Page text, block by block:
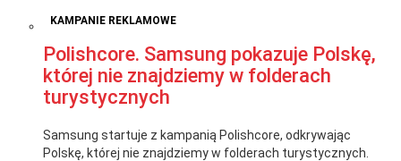
KAMPANIE REKLAMOWE
Polishcore. Samsung pokazuje Polskę,
której nie znajdziemy w folderach
turystycznych
Samsung startuje z kampanią Polishcore, odkrywając
Polskę, której nie znajdziemy w folderach turystycznych.